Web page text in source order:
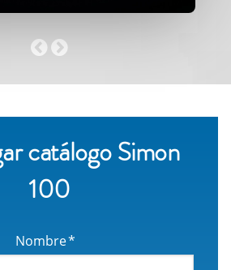
catálogo Simon
100
Nombre*